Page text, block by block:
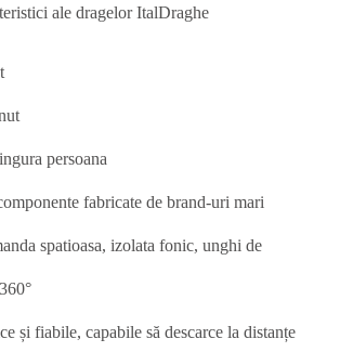
ale dragelor ItalDraghe
persoana
fabricate de brand-uri mari
spatioasa, izolata fonic, unghi de
și fiabile, capabile să descarce la distanțe